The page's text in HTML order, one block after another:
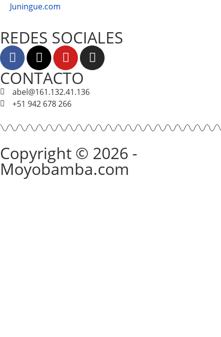
Juningue.com
REDES SOCIALES
CONTACTO
abel@161.132.41.136
+51 942 678 266
Copyright © 2026 -
Moyobamba.com